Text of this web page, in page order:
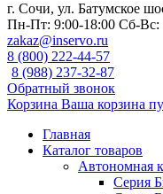
г. Сочи, ул. Батумское
Пн-Пт: 9:00-18:00 Сб-Вс:
zakaz@inservo.ru
8 (800) 222-44-57
8 (988) 237-32-87
Обратный звонок
Корзина Ваша корзина
Главная
Каталог товаров
Автономная
Серия